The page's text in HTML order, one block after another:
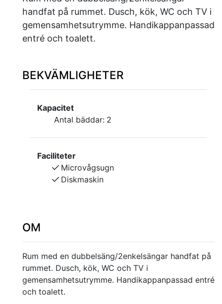
handfat på rummet. Dusch, kök, WC och TV i
gemensamhetsutrymme. Handikappanpassad
entré och toalett.
BEKVÄMLIGHETER
Kapacitet
Antal bäddar: 2
Faciliteter
Microvågsugn
Diskmaskin
OM
Rum med en dubbelsäng/2enkelsängar handfat på
rummet. Dusch, kök, WC och TV i
gemensamhetsutrymme. Handikappanpassad entré
och toalett.